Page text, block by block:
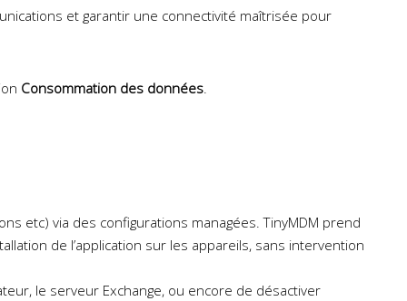
et garantir une connectivité maîtrisée pour
Consommation des données
etc) via des configurations managées. TinyMDM prend
de l’application sur les appareils, sans intervention
le serveur Exchange, ou encore de désactiver